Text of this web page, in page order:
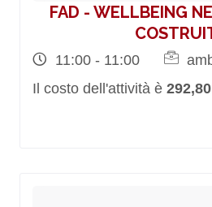
FAD - WELLBEING
11:00 - 11:00
Il costo dell'attività è